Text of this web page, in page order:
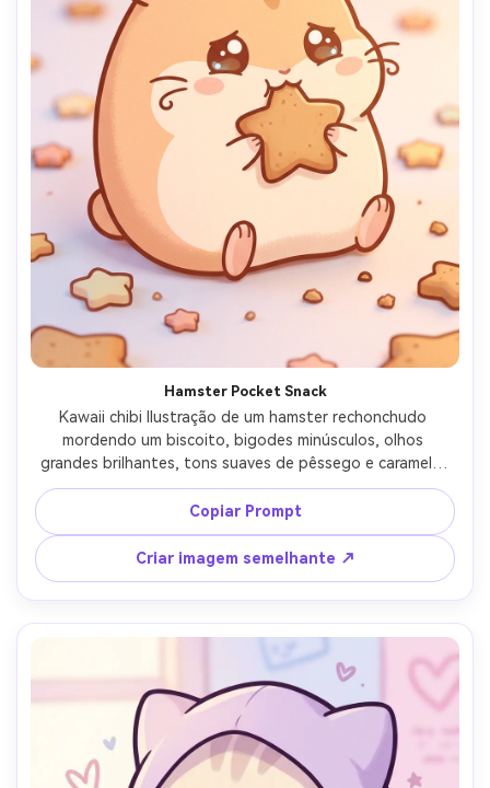
Hamster Pocket Snack
Kawaii chibi Ilustração de um hamster rechonchudo
mordendo um biscoito, bigodes minúsculos, olhos
grandes brilhantes, tons suaves de pêssego e caramelo,
contorno limpo e ousado, textura de grão sutil para calor,
fundo simples com pequenas estrelas e migalhas, arte de
personagem irresistivelmente fofa, lente de 85mm,
profundidade de campo rasa, iluminação cinematográfica
suave- -ar 4:5
Copiar Prompt
Criar imagem semelhante ↗